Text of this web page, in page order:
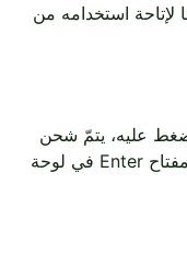
لإتاحة استخدامه من
عليه، يتمّ شحن
الموقع في حالة الإتاحة. لوقف الإتاحة، يجب الضغط على زرّ “إعادة تعيين” الذي يظهر في القائمة بعد اختيار إحدى الإتاحات. يتمّ فتح القائمة بواسطة لوحة المفاتيح عبر الضغط على مفتاح Enter في لوحة